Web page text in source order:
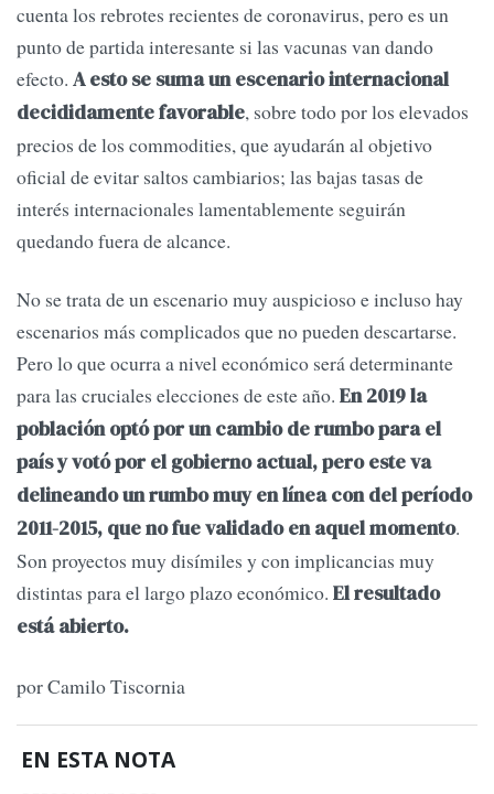
cuenta los rebrotes recientes de coronavirus, pero es un
punto de partida interesante si las vacunas van dando
efecto. A esto se suma un escenario internacional
decididamente favorable, sobre todo por los elevados
precios de los commodities, que ayudarán al objetivo
oficial de evitar saltos cambiarios; las bajas tasas de
interés internacionales lamentablemente seguirán
quedando fuera de alcance.
No se trata de un escenario muy auspicioso e incluso hay
escenarios más complicados que no pueden descartarse.
Pero lo que ocurra a nivel económico será determinante
para las cruciales elecciones de este año. En 2019 la
población optó por un cambio de rumbo para el
país y votó por el gobierno actual, pero este va
delineando un rumbo muy en línea con del período
2011-2015, que no fue validado en aquel momento.
Son proyectos muy disímiles y con implicancias muy
distintas para el largo plazo económico. El resultado
está abierto.
por Camilo Tiscornia
EN ESTA NOTA